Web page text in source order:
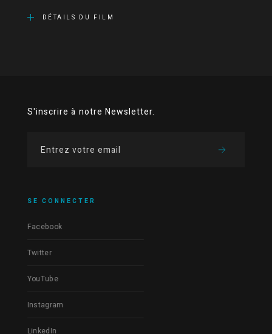
DÉTAILS DU FILM
S'inscrire à notre Newsletter.
SE CONNECTER
Facebook
Twitter
YouTube
Instagram
LinkedIn